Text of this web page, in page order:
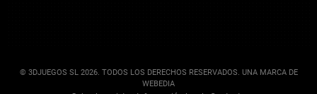
© 3DJUEGOS SL 2026. TODOS LOS DERECHOS RESERVADOS. UNA MARCA DE
WEBEDIA